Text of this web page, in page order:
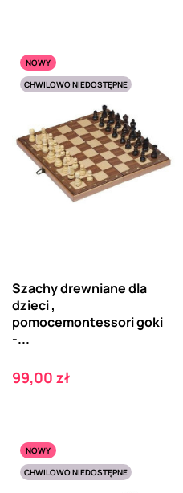
NOWY
CHWILOWO NIEDOSTĘPNE
Szachy drewniane dla
dzieci ,
pomocemontessori goki
-...
Cena
99,00 zł
NOWY
CHWILOWO NIEDOSTĘPNE